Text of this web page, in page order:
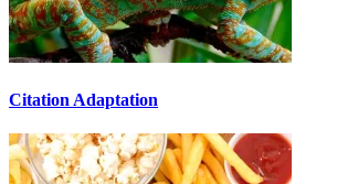
Citation Adaptation